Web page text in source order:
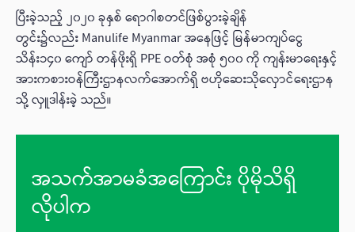
ပြီးခဲ့သည့် ၂၀၂၀ ခုနှစ် ရောဂါစတင်ဖြစ်ပွားခဲ့ချိန်
တွင်း၌လည်း Manulife Myanmar အနေဖြင့် မြန်မာကျပ်ငွေ
သိန်း၁၄၀ ကျော် တန်ဖိုးရှိ PPE ဝတ်စုံ အစုံ ၅၀၀ ကို ကျန်းမာရေးနှင့်
အားကစားဝန်ကြီးဌာနလက်အောက်ရှိ ဗဟိုဆေးသိုလှောင်ရေးဌာန
သို့ လှူဒါန်းခဲ့ သည်။
အသက်အာမခံအကြောင်း ပိုမိုသိရှိ
လိုပါက